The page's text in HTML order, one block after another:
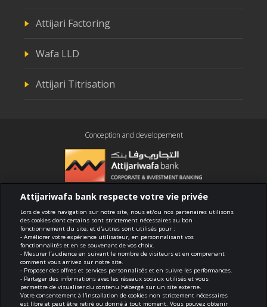
Attijari Factoring
Wafa LLD
Attijari Titrisation
Conception and developement
Compliance
Terms of use
Security and confidentiality
Politique de cookies
Attijariwafa bank respecte votre vie privée
Lors de votre navigation sur notre site, nous et/ou nos partenaires utilisons
des cookies dont certains sont strictement nécessaires au bon
fonctionnement du site, et d'autres sont utilisés pour :
- Améliorer votre expérience utilisateur, en personnalisant vos
fonctionnalités et en se souvenant de vos choix.
- Mesurer l’audience en suivant le nombre de visiteurs et en comprenant
comment vous arrivez sur notre site.
- Proposer des offres et services personnalisés et en suivre les performances.
- Partager des informations avec les réseaux sociaux utilisés et vous
permettre de visualiser du contenu hébergé sur un site externe.
Votre consentement à l'installation de cookies non strictement nécessaires
est libre et peut être retiré ou donné à tout moment. Vous pouvez obtenir